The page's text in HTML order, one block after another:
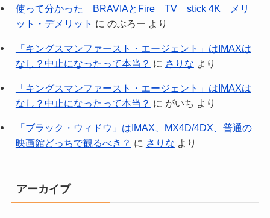
使って分かった BRAVIAとFire TV stick 4K メリ
ット・デメリット に のぶろー より
「キングスマンファースト・エージェント」はIMAXは
なし？中止になったって本当？ に さりな より
「キングスマンファースト・エージェント」はIMAXは
なし？中止になったって本当？ に がいち より
「ブラック・ウィドウ」はIMAX、MX4D/4DX、普通の
映画館どっちで観るべき？ に さりな より
アーカイブ